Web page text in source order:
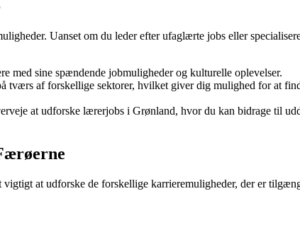
Uanset om du leder efter ufaglærte jobs eller
med sine spændende jobmuligheder og kulturelle oplevelser.
af forskellige sektorer, hvilket giver dig mulighed for at
at udforske lærerjobs i Grønland, hvor du kan bidrage til
at udforske de forskellige karrieremuligheder, der er